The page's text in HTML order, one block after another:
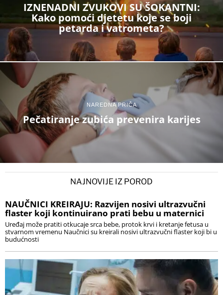
IZNENADNI ZVUKOVI SU ŠOKANTNI:
Kako pomoći djetetu koje se boji
petarda i vatrometa?
NAREDNA PRIČA
Pečatiranje zubića prevenira karijes
NAJNOVIJE IZ POROD
NAUČNICI KREIRAJU: Razvijen nosivi ultrazvučni
flaster koji kontinuirano prati bebu u maternici
Uređaj može pratiti otkucaje srca bebe, protok krvi i kretanje fetusa u
stvarnom vremenu Naučnici su kreirali nosivi ultrazvučni flaster koji bi u
budućnosti